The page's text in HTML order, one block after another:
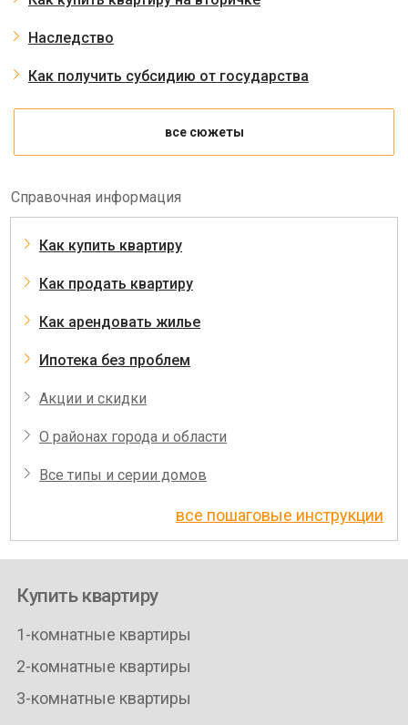
Наследство
Как получить субсидию от государства
все сюжеты
Справочная информация
Как купить квартиру
Как продать квартиру
Как арендовать жилье
Ипотека без проблем
Акции и скидки
О районах города и области
Все типы и серии домов
все пошаговые инструкции
Купить квартиру
1-комнатные квартиры
2-комнатные квартиры
3-комнатные квартиры